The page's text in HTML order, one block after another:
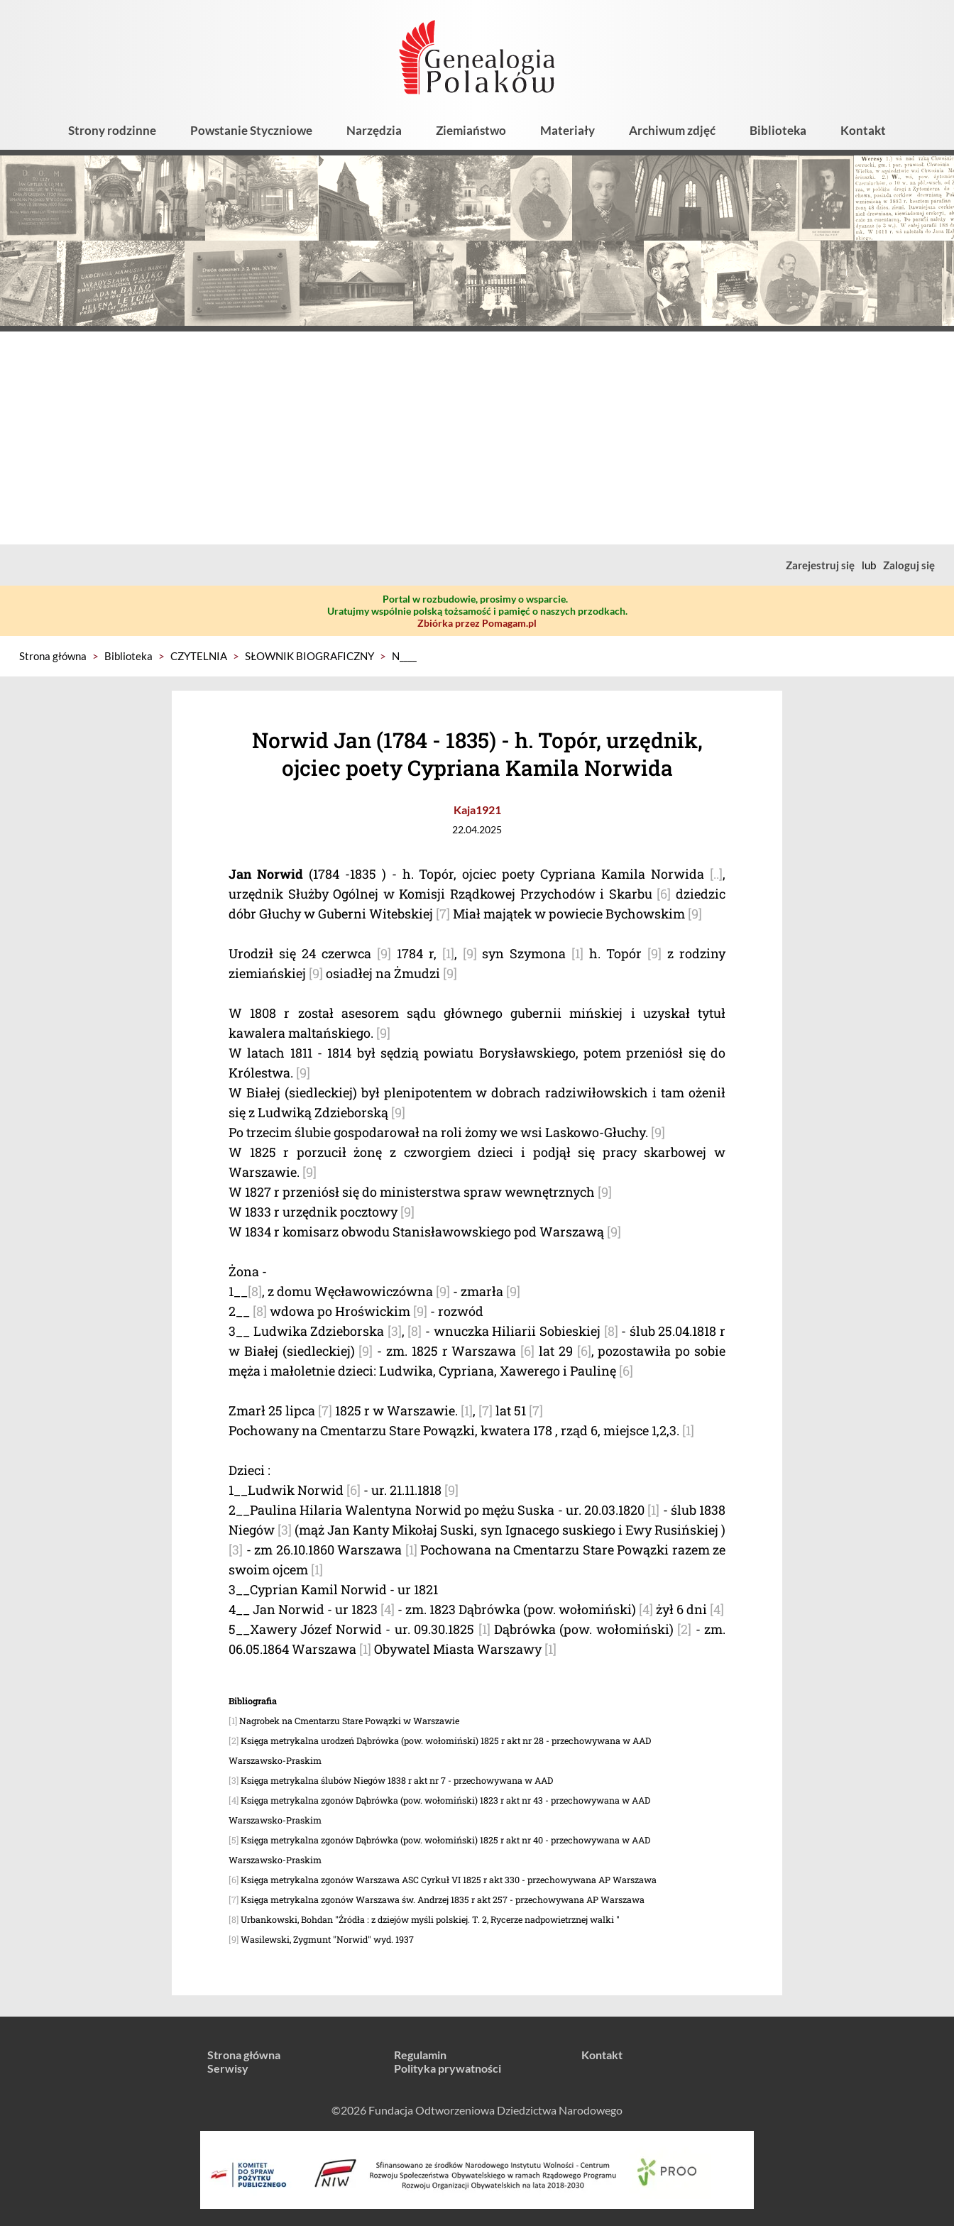
Strony rodzinne Powstanie Styczniowe Narzędzia Ziemiaństwo Materiały Archiwum zdjęć Biblioteka Kontakt
Zarejestruj się lub Zaloguj się
Portal w rozbudowie, prosimy o wsparcie.
Uratujmy wspólnie polską tożsamość i pamięć o naszych przodkach.
Zbiórka przez Pomagam.pl
Strona główna > Biblioteka > CZYTELNIA > SŁOWNIK BIOGRAFICZNY > N____
Norwid Jan (1784 - 1835) - h. Topór, urzędnik,
ojciec poety Cypriana Kamila Norwida
Kaja1921
22.04.2025
Jan Norwid (1784 -1835 ) - h. Topór, ojciec poety Cypriana Kamila Norwida [..],
urzędnik Służby Ogólnej w Komisji Rządkowej Przychodów i Skarbu [6] dziedzic
dóbr Głuchy w Guberni Witebskiej [7] Miał majątek w powiecie Bychowskim [9]
Urodził się 24 czerwca [9] 1784 r, [1], [9] syn Szymona [1] h. Topór [9] z rodziny
ziemiańskiej [9] osiadłej na Żmudzi [9]
W 1808 r został asesorem sądu głównego gubernii mińskiej i uzyskał tytuł
kawalera maltańskiego. [9]
W latach 1811 - 1814 był sędzią powiatu Borysławskiego, potem przeniósł się do
Królestwa. [9]
W Białej (siedleckiej) był plenipotentem w dobrach radziwiłowskich i tam ożenił
się z Ludwiką Zdzieborską [9]
Po trzecim ślubie gospodarował na roli żomy we wsi Laskowo-Głuchy. [9]
W 1825 r porzucił żonę z czworgiem dzieci i podjął się pracy skarbowej w
Warszawie. [9]
W 1827 r przeniósł się do ministerstwa spraw wewnętrznych [9]
W 1833 r urzędnik pocztowy[9]
W 1834 r komisarz obwodu Stanisławowskiego pod Warszawą [9]
Żona -
1__ [8], z domu Węcławowiczówna [9] - zmarła [9]
2__ [8] wdowa po Hroświckim [9] - rozwód
3__ Ludwika Zdzieborska [3], [8] - wnuczka Hiliarii Sobieskiej [8] - ślub 25.04.1818 r
w Białej (siedleckiej) [9] - zm. 1825 r Warszawa [6] lat 29 [6], pozostawiła po sobie
męża i małoletnie dzieci: Ludwika, Cypriana, Xawerego i Paulinę [6]
Zmarł 25 lipca [7] 1825 r w Warszawie. [1], [7] lat 51 [7]
Pochowany na Cmentarzu Stare Powązki, kwatera 178 , rząd 6, miejsce 1,2,3. [1]
Dzieci :
1__Ludwik Norwid [6] - ur. 21.11.1818 [9]
2__Paulina Hilaria Walentyna Norwid po mężu Suska - ur. 20.03.1820 [1] - ślub 1838
Niegów [3] (mąż Jan Kanty Mikołaj Suski, syn Ignacego suskiego i Ewy Rusińskiej )
[3] - zm 26.10.1860 Warszawa [1] Pochowana na Cmentarzu Stare Powązki razem ze
swoim ojcem [1]
3__Cyprian Kamil Norwid - ur 1821
4__ Jan Norwid - ur 1823 [4] - zm. 1823 Dąbrówka (pow. wołomiński) [4] żył 6 dni [4]
5__Xawery Józef Norwid - ur. 09.30.1825 [1] Dąbrówka (pow. wołomiński) [2] - zm.
06.05.1864 Warszawa [1] Obywatel Miasta Warszawy[1]
Bibliografia
[1]Nagrobek na Cmentarzu Stare Powązki w Warszawie
[2]Księga metrykalna urodzeń Dąbrówka (pow. wołomiński) 1825 r akt nr 28 - przechowywana w AAD
Warszawsko-Praskim
[3]Księga metrykalna ślubów Niegów 1838 r akt nr 7 - przechowywana w AAD
[4]Księga metrykalna zgonów Dąbrówka (pow. wołomiński) 1823 r akt nr 43 - przechowywana w AAD
Warszawsko-Praskim
[5]Księga metrykalna zgonów Dąbrówka (pow. wołomiński) 1825 r akt nr 40 - przechowywana w AAD
Warszawsko-Praskim
[6]Księga metrykalna zgonów Warszawa ASC Cyrkuł VI 1825 r akt 330 - przechowywana AP Warszawa
[7]Księga metrykalna zgonów Warszawa św. Andrzej 1835 r akt 257 - przechowywana AP Warszawa
[8]Urbankowski, Bohdan "Źródła : z dziejów myśli polskiej. T. 2, Rycerze nadpowietrznej walki "
[9]Wasilewski, Zygmunt "Norwid" wyd. 1937
Strona główna
Serwisy
Regulamin
Polityka prywatności
Kontakt
©2026 Fundacja Odtworzeniowa Dziedzictwa Narodowego